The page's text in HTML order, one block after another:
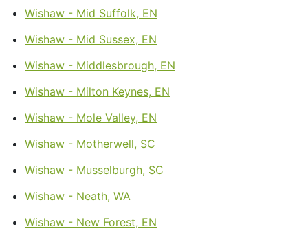
Wishaw - Mid Suffolk, EN
Wishaw - Mid Sussex, EN
Wishaw - Middlesbrough, EN
Wishaw - Milton Keynes, EN
Wishaw - Mole Valley, EN
Wishaw - Motherwell, SC
Wishaw - Musselburgh, SC
Wishaw - Neath, WA
Wishaw - New Forest, EN